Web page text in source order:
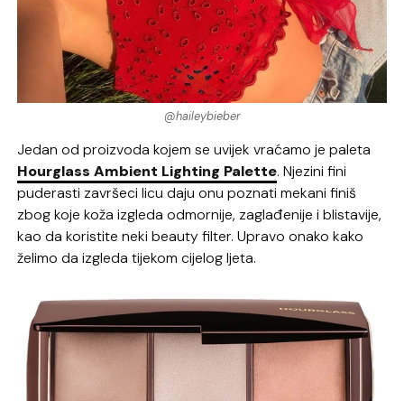
@haileybieber
Jedan od proizvoda kojem se uvijek vraćamo je paleta
Hourglass Ambient Lighting Palette. Njezini fini
puderasti završeci licu daju onu poznati mekani finiš
zbog koje koža izgleda odmornije, zaglađenije i blistavije,
kao da koristite neki beauty filter. Upravo onako kako
želimo da izgleda tijekom cijelog ljeta.